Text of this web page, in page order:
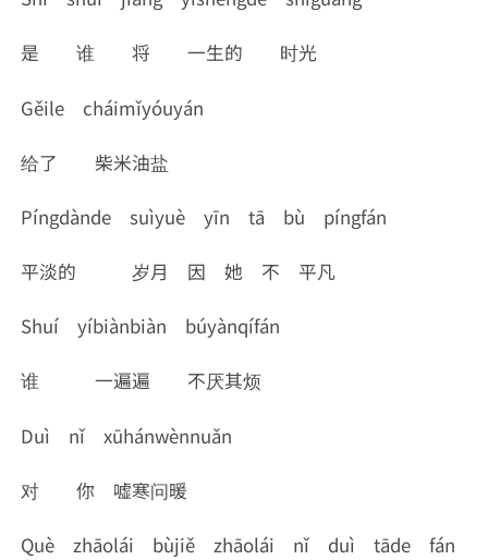
是 谁 将 一生的 时光
Gěile cháimǐyóuyán
给了 柴米油盐
Píngdànde suìyuè yīn tā bù píngfán
平淡的 岁月 因 她 不 平凡
Shuí yíbiànbiàn búyànqífán
谁 一遍遍 不厌其烦
Duì nǐ xūhánwènnuǎn
对 你 嘘寒问暖
Què zhāolái bùjiě zhāolái nǐ duì tāde fán